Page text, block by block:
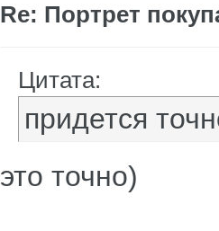
Re: Портрет
Цитата:
придется
это точно)